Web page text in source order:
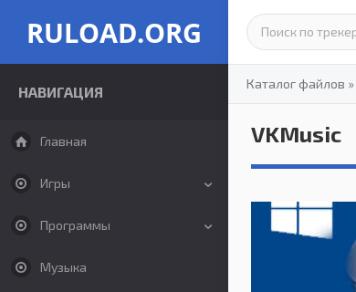
RULOAD.ORG
НАВИГАЦИЯ
Главная
Игры
Программы
Музыка
Каталог файлов »
VKMusic